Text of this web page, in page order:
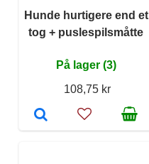
Hunde hurtigere end et
tog + puslespilsmåtte
På lager (3)
108,75 kr